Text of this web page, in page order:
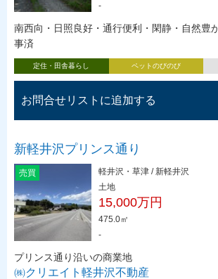
-
南西向・日照良好・通行便利・閑静・自然豊
事済
定住・田舎暮らし ペットのびのび
お問合せリストに追加する
新軽井沢プリンス通り
売買
軽井沢・草津 / 新軽井沢
土地
15,000万円
475.0㎡
-
プリンス通り沿いの商業地
㈱クリエイト軽井沢不動産